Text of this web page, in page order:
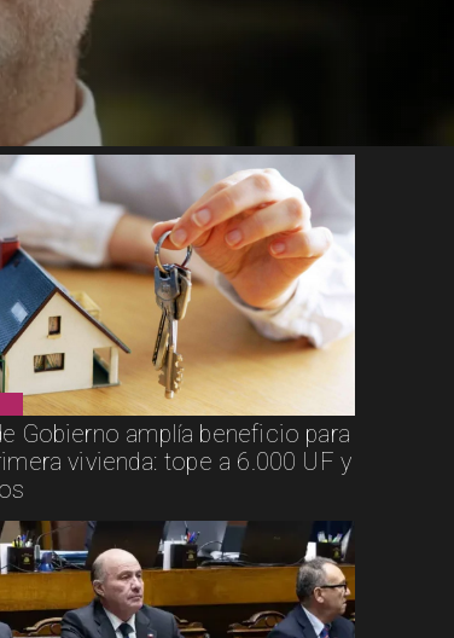
Gobierno amplía beneficio para
vivienda: tope a 6.000 UF y